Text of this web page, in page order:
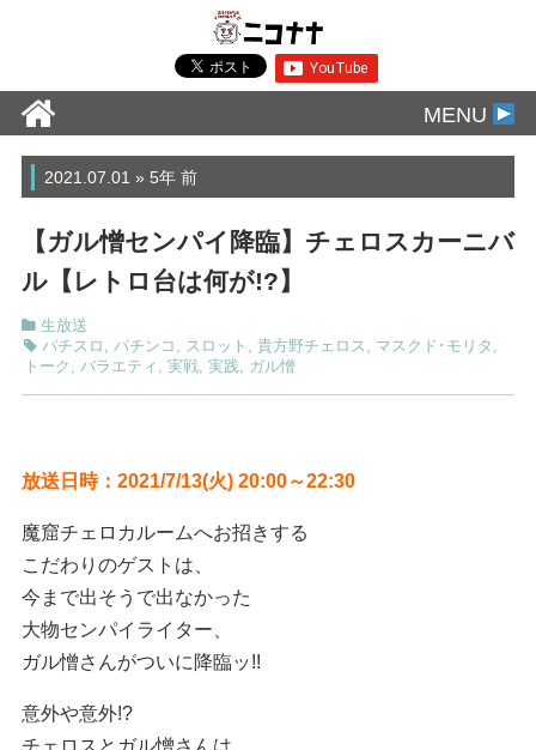
MENU
2021.07.01 » 5年 前
【ガル憎センパイ降臨】チェロスカーニバ
ル【レトロ台は何が!?】
生放送
パチスロ
パチンコ スロット 貴方野チェロス マスクド･モリタ
トーク
バラエティ 実戦, 実践 ガル憎
放送日時：2021/7/13(火) 20:00～22:30
魔窟チェロカルームへお招きする
こだわりのゲストは、
今まで出そうで出なかった
大物センパイライター、
ガル憎さんがついに降臨ッ!!
意外や意外!?
チェロスとガル憎さんは